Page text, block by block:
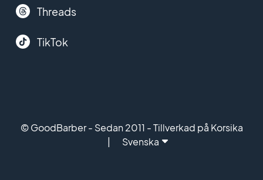
Threads
TikTok
© GoodBarber - Sedan 2011 - Tillverkad på Korsika
Svenska